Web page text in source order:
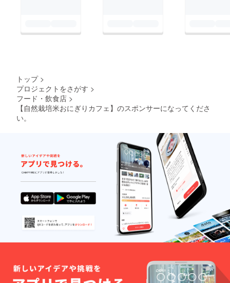
嬉しいです。精一杯以
にありがとうございま
す。
トップ >
プロジェクトをさがす >
フード・飲食店 >
【自然栽培米おにぎりカフェ】のスポンサーになってくださ
い。